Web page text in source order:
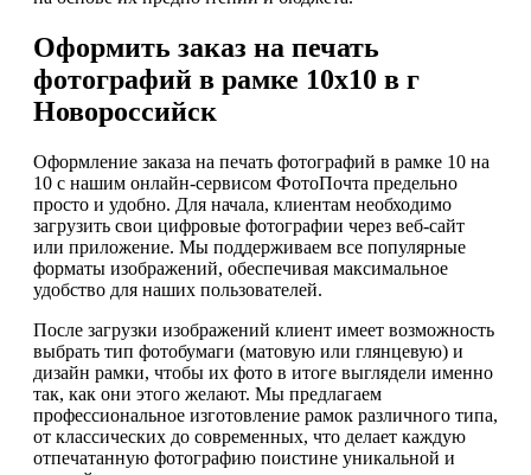
Оформить заказ на печать
фотографий в рамке 10х10 в г
Новороссийск
Оформление заказа на печать фотографий в рамке 10 на
10 с нашим онлайн-сервисом ФотоПочта предельно
просто и удобно. Для начала, клиентам необходимо
загрузить свои цифровые фотографии через веб-сайт
или приложение. Мы поддерживаем все популярные
форматы изображений, обеспечивая максимальное
удобство для наших пользователей.
После загрузки изображений клиент имеет возможность
выбрать тип фотобумаги (матовую или глянцевую) и
дизайн рамки, чтобы их фото в итоге выглядели именно
так, как они этого желают. Мы предлагаем
профессиональное изготовление рамок различного типа,
от классических до современных, что делает каждую
отпечатанную фотографию поистине уникальной и